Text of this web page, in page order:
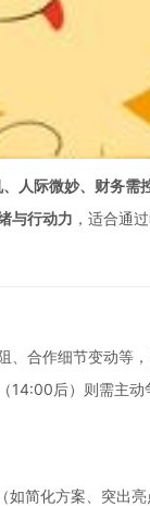
人际微妙、财务需
与行动力 ，适合通
、合作细节变动等
14:00后）则需主
如简化方案、突出